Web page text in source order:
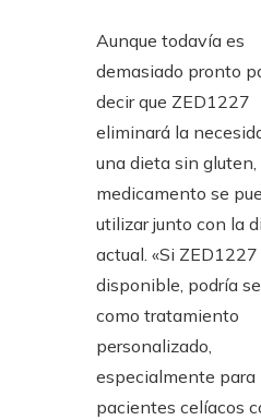
Aunque todavía es
demasiado pronto
decir que ZED1227
eliminará la
una dieta sin gluten,
medicamento se
utilizar junto con la
actual. «Si
disponible, podría
como tratamiento
personalizado,
especialmente para
pacientes celíacos